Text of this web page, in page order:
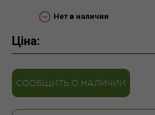
Нет в наличии
Ціна:
СООБЩИТЬ О НАЛИЧИИ